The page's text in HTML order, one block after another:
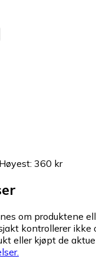
Høyest: 360 kr
om produktene
kontrollerer ikke
eller kjøpt de